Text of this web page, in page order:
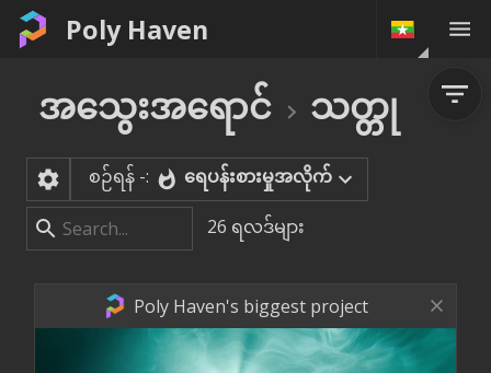
Poly Haven
အသွေးအရောင် သတ္တု
စဉ်ရန် -: ရေပန်းစားမှုအလိုက်
26 ရလဒ်များ
Poly Haven's biggest project